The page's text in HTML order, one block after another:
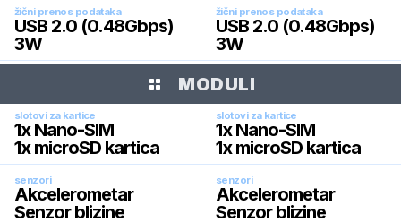
žični prenos podataka
USB 2.0 (0.48Gbps)
3W
žični prenos podataka
USB 2.0 (0.48Gbps)
3W
MODULI
slotovi za kartice
1x Nano-SIM
1x microSD kartica
slotovi za kartice
1x Nano-SIM
1x microSD kartica
senzori
Akcelerometar
Senzor blizine
senzori
Akcelerometar
Senzor blizine